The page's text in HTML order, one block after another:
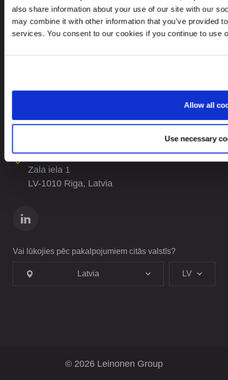
also share information about your use of our site with our
may combine it with other information that you’ve provided
services. You consent to our cookies if you continue to use
Allow all
Use necessary
Vietnes karte
Personas datu aizsardzības pārkāpuma gadījumā, lūdzu, rakstiet:
Leinonen SIA
Zala iela 1
LV-1010 Riga, Latvia
Vai lūkojies pēc pakalpojumiem citās valstīs?
Latvia LV
© 2026 Leinonen Group